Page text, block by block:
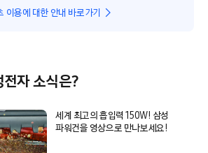
이용에 대한 안내 바로가기
자 소식은?
세계 최고의 흡입력 150W! 삼성
파워건을 영상으로 만나보세요!